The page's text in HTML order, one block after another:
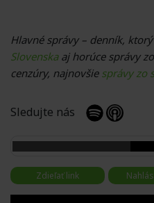
Hlavné správy – denník,
Slovenskaaj horúce správy
cenzúry, najnovšie správy zo
Sledujte nás
Zdieľať link